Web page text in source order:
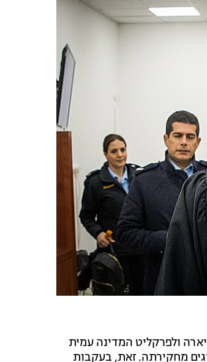
ולפרקליט המדינה עמית
מחקירתה. זאת, בעקבות